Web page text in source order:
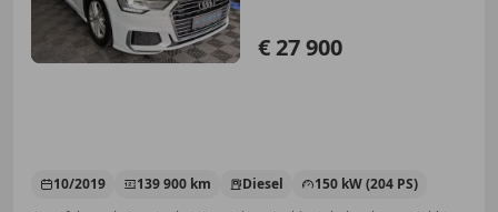
€ 27 900
10/2019 139 900 km Diesel
150 kW (204 PS)